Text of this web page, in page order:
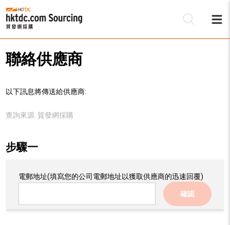
聯絡供應商
以下訊息將傳送給供應商:
查詢來源: 貿發網採購
步驟一
電郵地址(填寫您的公司電郵地址以獲取供應商的迅速回覆)
確認